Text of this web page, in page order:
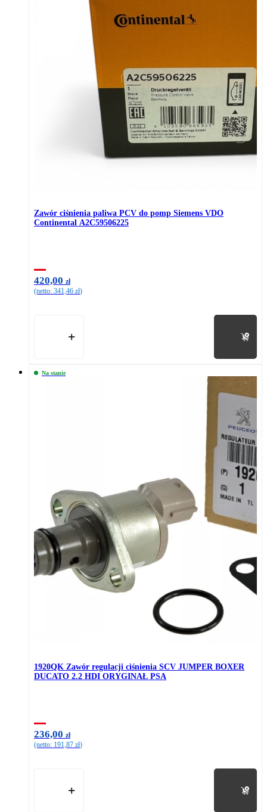
Zawór ciśnienia paliwa PCV do pomp Siemens VDO
Continental A2C59506225
420,00 zł
(netto: 341,46 zł)
Na stanie
1920QK Zawór regulacji ciśnienia SCV JUMPER BOXER
DUCATO 2.2 HDI ORYGINAŁ PSA
236,00 zł
(netto: 191,87 zł)